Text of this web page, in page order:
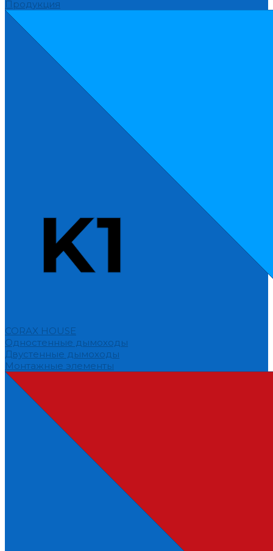
Продукция
CORAX HOUSE
Одностенные дымоходы
Двустенные дымоходы
Монтажные элементы